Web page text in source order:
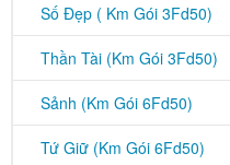
Số Đẹp ( Km Gói 3Fd50)
Thần Tài (Km Gói 3Fd50)
Sảnh (Km Gói 6Fd50)
Tứ Giữ (Km Gói 6Fd50)